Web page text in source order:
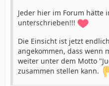
Jeder hier im Forum hätte
unterschrieben!!!
Die Einsicht ist jetzt
angekommen, dass wenn
weiter unter dem Motto
zusammen stellen kann.